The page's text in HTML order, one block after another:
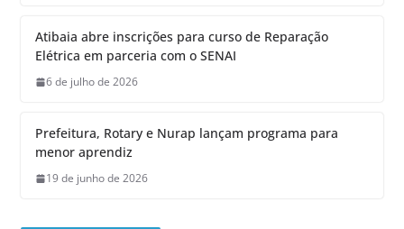
Atibaia abre inscrições para curso de Reparação
Elétrica em parceria com o SENAI
6 de julho de 2026
Prefeitura, Rotary e Nurap lançam programa para
menor aprendiz
19 de junho de 2026